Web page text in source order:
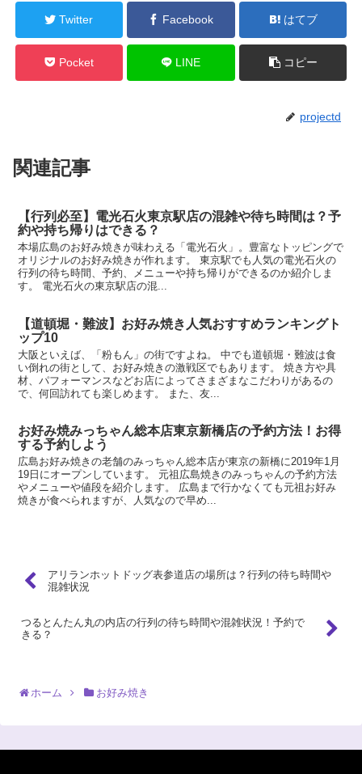
Twitter Facebook はてブ
Pocket LINE コピー
projectd
関連記事
【行列必至】電光石火東京駅店の混雑や待ち時間は？予
約や持ち帰りはできる？
本場広島のお好み焼きが味わえる「電光石火」。豊富なトッピングで
オリジナルのお好み焼きが作れます。 東京駅でも人気の電光石火の
行列の待ち時間、予約、メニューや持ち帰りができるのか紹介しま
す。 電光石火の東京駅店の混...
【道頓堀・難波】お好み焼き人気おすすめランキングト
ップ10
大阪といえば、「粉もん」の街ですよね。 中でも道頓堀・難波は食
い倒れの街として、お好み焼きの激戦区でもあります。 焼き方や具
材、パフォーマンスなどお店によってさまざまなこだわりがあるの
で、何回訪れても楽しめます。 また、友...
お好み焼みっちゃん総本店東京新橋店の予約方法！お得
する予約しよう
広島お好み焼きの老舗のみっちゃん総本店が東京の新橋に2019年1月
19日にオープンしています。 元祖広島焼きのみっちゃんの予約方法
やメニューや値段を紹介します。 広島まで行かなくても元祖お好み
焼きが食べられますが、人気なので早め...
アリランホットドッグ表参道店の場所は？行列の待ち時間や
混雑状況
つるとんたん丸の内店の行列の待ち時間や混雑状況！予約で
きる？
ホーム お好み焼き